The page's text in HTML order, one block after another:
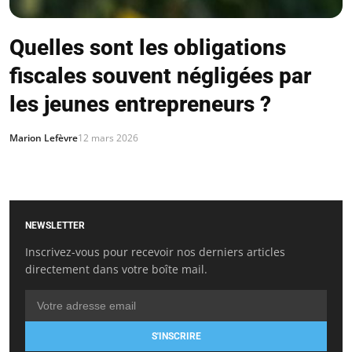
Quelles sont les obligations
fiscales souvent négligées par
les jeunes entrepreneurs ?
Marion Lefèvre12 mars 2026
NEWSLETTER
Inscrivez-vous pour recevoir nos derniers articles
directement dans votre boîte mail.
S'INSCRIRE